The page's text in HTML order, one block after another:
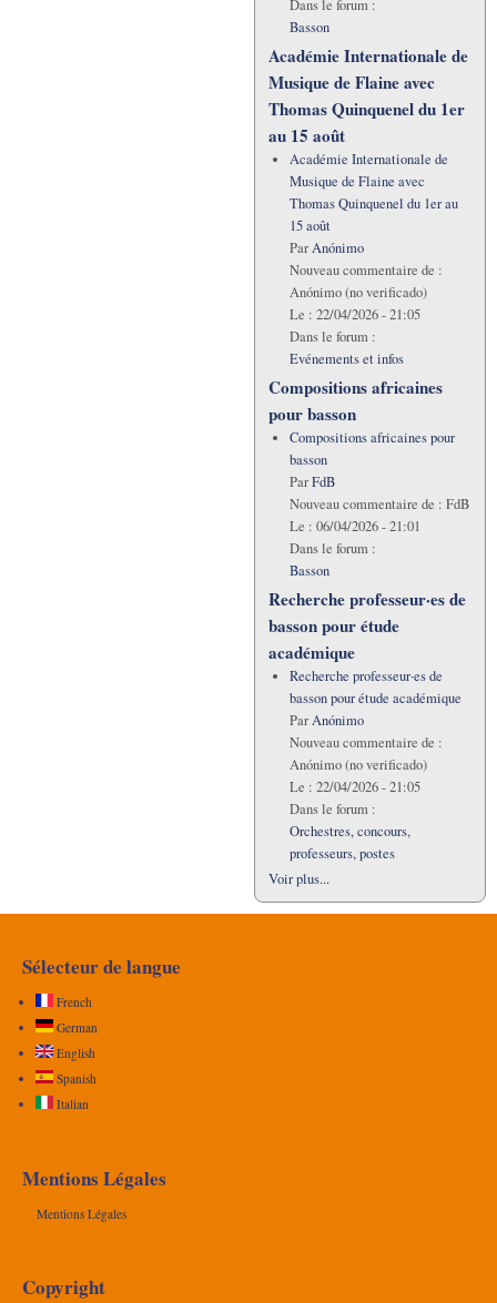
Dans le forum :
Basson
Académie Internationale de
Musique de Flaine avec
Thomas Quinquenel du 1er
au 15 août
Académie Internationale de
Musique de Flaine avec
Thomas Quinquenel du 1er au
15 août
ParAnónimo
Nouveau commentaire de :
Anónimo (no verificado)
Le : 22/04/2026 - 21:05
Dans le forum :
Evénements et infos
Compositions africaines
pour basson
Compositions africaines pour
basson
ParFdB
Nouveau commentaire de : FdB
Le : 06/04/2026 - 21:01
Dans le forum :
Basson
Recherche professeur·es de
basson pour étude
académique
Recherche professeur·es de
basson pour étude académique
ParAnónimo
Nouveau commentaire de :
Anónimo (no verificado)
Le : 22/04/2026 - 21:05
Dans le forum :
Orchestres, concours,
professeurs, postes
Voir plus...
Sélecteur de langue
French
German
English
Spanish
Italian
Mentions Légales
Mentions Légales
Copyright